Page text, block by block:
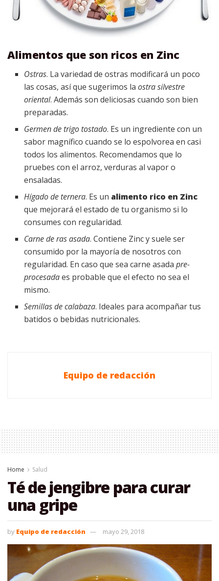
Alimentos que son ricos en Zinc
Ostras. La variedad de ostras modificará un poco
las cosas, así que sugerimos laostra silvestre
oriental. Además son deliciosas cuando son bien
preparadas.
Germen de trigo tostado. Es un ingrediente con un
sabor magnífico cuando se lo espolvorea en casi
todos los alimentos. Recomendamos que lo
pruebes con el arroz, verduras al vapor o
ensaladas.
Hígado de ternera. Es un alimento rico en Zinc
que mejorará el estado de tu organismo si lo
consumes con regularidad.
Carne de ras asada. Contiene Zinc y suele ser
consumido por la mayoría de nosotros con
regularidad. En caso que sea carne asadapre-
procesadaes probable que el efecto no sea el
mismo.
Semillas de calabaza. Ideales para acompañar tus
batidos o bebidas nutricionales.
Equipo de redacción
Home Salud
Té de jengibre para curar
una gripe
by Equipo de redacción mayo 29, 2018